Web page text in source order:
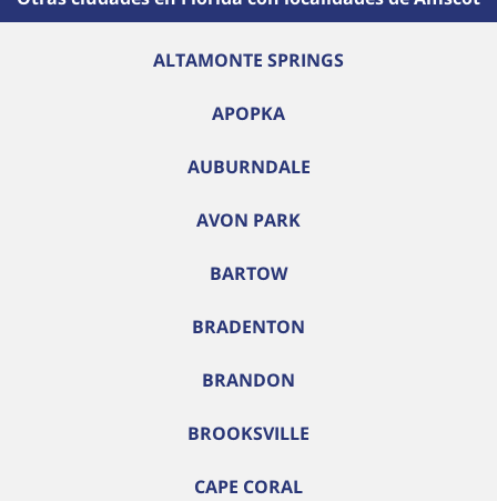
ALTAMONTE SPRINGS
APOPKA
AUBURNDALE
AVON PARK
BARTOW
BRADENTON
BRANDON
BROOKSVILLE
CAPE CORAL